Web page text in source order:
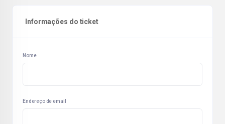
Informações do ticket
Nome
Endereço de email